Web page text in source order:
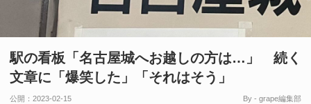
駅の看板「名古屋城へお越しの方は…」 続く
文章に「爆笑した」「それはそう」
公開： 2023-02-15
By - grape編集部